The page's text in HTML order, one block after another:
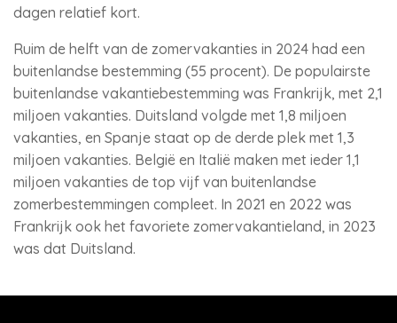
dagen relatief kort.
Ruim de helft van de zomervakanties in 2024 had een
buitenlandse bestemming (55 procent). De populairste
buitenlandse vakantiebestemming was Frankrijk, met 2,1
miljoen vakanties. Duitsland volgde met 1,8 miljoen
vakanties, en Spanje staat op de derde plek met 1,3
miljoen vakanties. België en Italië maken met ieder 1,1
miljoen vakanties de top vijf van buitenlandse
zomerbestemmingen compleet. In 2021 en 2022 was
Frankrijk ook het favoriete zomervakantieland, in 2023
was dat Duitsland.